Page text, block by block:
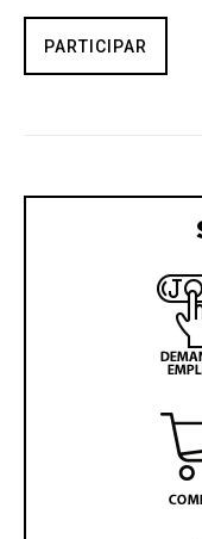
PARTICIPAR